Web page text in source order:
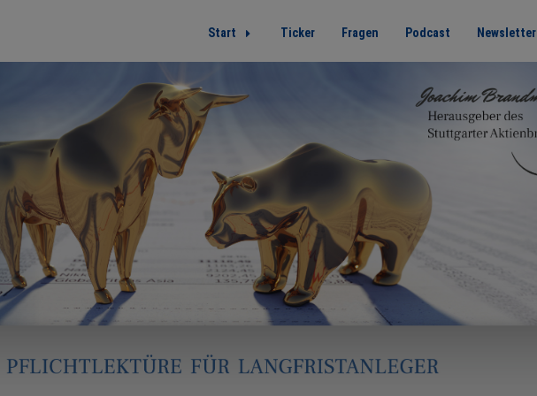
Start Ticker Fragen Podcast Newsletter